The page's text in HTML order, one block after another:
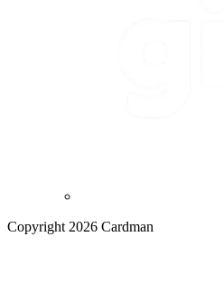
Copyright 2026 Cardman